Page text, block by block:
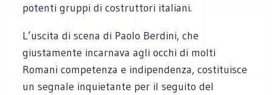
potenti gruppi di costruttori italiani.
L’uscita di scena di Paolo Berdini, che
giustamente incarnava agli occhi di molti
Romani competenza e indipendenza, costituisce
un segnale inquietante per il seguito del